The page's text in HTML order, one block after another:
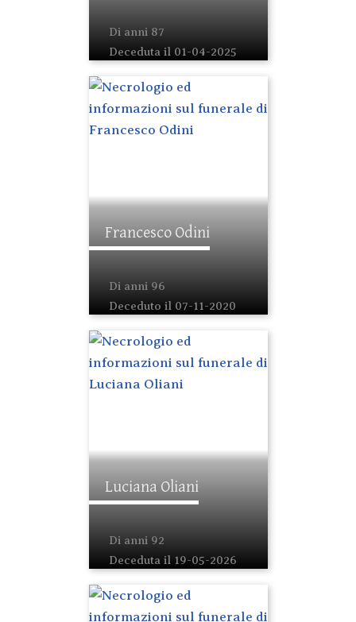
Di anni 87
Deceduta il 01-04-2025
Francesco Odini
Di anni 96
Deceduto il 07-11-2020
Luciana Oliani
Di anni 92
Deceduta il 19-05-2026